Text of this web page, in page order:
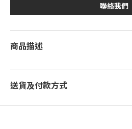
聯絡我們
商品描述
送貨及付款方式